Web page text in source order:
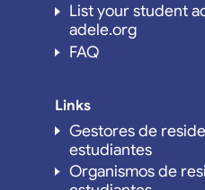
List your student
adele.org
FAQ
Links
Gestores de
estudiantes
Organismos de